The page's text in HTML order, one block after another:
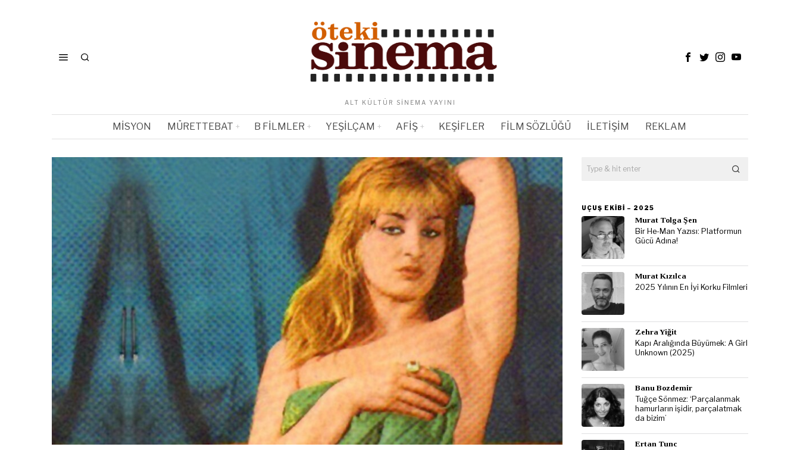
ALT KÜLTÜR SINEMA YAYINI
MISYON MÜRETTEBAT B FILMLER YEŞILÇAM AFIŞ KEŞIFLER FILM SÖZLÜĞÜ İLETIŞIM REKLAM
UÇUŞ EKIBI – 2025
Murat Tolga Şen
Bir He-Man Yazısı: Platformun
Gücü Adına!
Murat Kızılca
2025 Yılının En İyi Korku Filmleri
Zehra Yiğit
Kapı Aralığında Büyümek: A Girl
Unknown (2025)
Banu Bozdemir
Tuğçe Sönmez: ‘Parçalanmak
hamurların işidir, parçalatmak
da bizim’
Ertan Tunc